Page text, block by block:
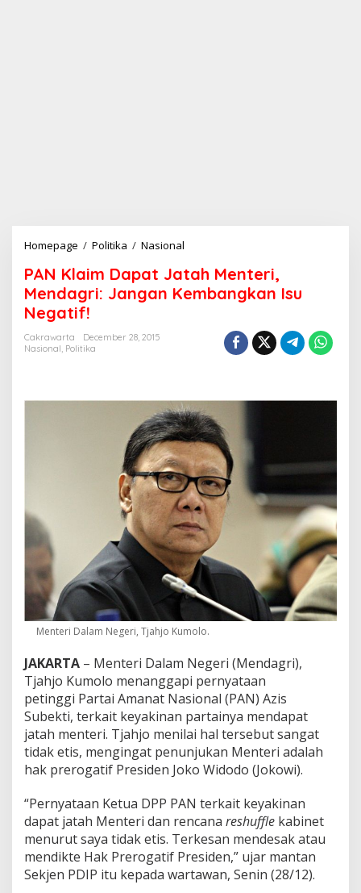
Homepage / Politika / Nasional
N
K
l
a
t
J
a
t
a
h
M
e
n
t
e
r
i
M
e
d
a
g
i
:
J
a
g
a
n
K
e
m
b
PAN Klaim Dapat Jatah Menteri,
Mendagri: Jangan Kembangkan Isu
Negatif!
Cakrawarta
December 28, 2015
Nasional, Politika
Menteri Dalam Negeri, Tjahjo Kumolo.
JAKARTA – Menteri Dalam Negeri (Mendagri),
Tjahjo Kumolo menanggapi pernyataan
petinggi Partai Amanat Nasional (PAN) Azis
Subekti, terkait keyakinan partainya mendapat
jatah menteri. Tjahjo menilai hal tersebut sangat
tidak etis, mengingat penunjukan Menteri adalah
hak prerogatif Presiden Joko Widodo (Jokowi).
“Pernyataan Ketua DPP PAN terkait keyakinan
dapat jatah Menteri dan rencana reshuffle kabinet
menurut saya tidak etis. Terkesan mendesak atau
mendikte Hak Prerogatif Presiden,” ujar mantan
Sekjen PDIP itu kepada wartawan, Senin (28/12).